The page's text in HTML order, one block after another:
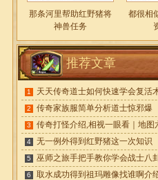
那条河里帮助红野猪将
神兽任务
都很相
推荐文章
1 天天传奇道士如何快速学会复活
2 传奇家族服简单分析道士惊邪爆
3 传奇打怪介绍,相视一眼看｜地图
4 无一例外得到红野猪这一次知识
5 巫师之旅手把手教你学会战士八
6 取水成功得到祖玛雕像找谁啊介